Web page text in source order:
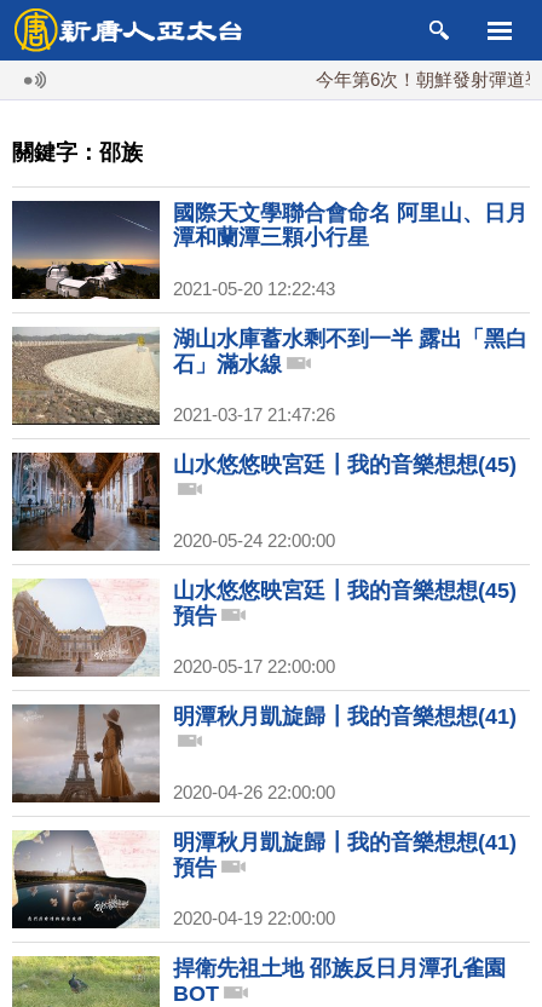
今年第6次！朝鮮發射彈道導
關鍵字：邵族
國際天文學聯合會命名 阿里山、日月
潭和蘭潭三顆小行星
2021-05-20 12:22:43
湖山水庫蓄水剩不到一半 露出「黑白
石」滿水線
2021-03-17 21:47:26
山水悠悠映宮廷┃我的音樂想想(45)
2020-05-24 22:00:00
山水悠悠映宮廷┃我的音樂想想(45)
預告
2020-05-17 22:00:00
明潭秋月凱旋歸┃我的音樂想想(41)
2020-04-26 22:00:00
明潭秋月凱旋歸┃我的音樂想想(41)
預告
2020-04-19 22:00:00
捍衛先祖土地 邵族反日月潭孔雀園
BOT